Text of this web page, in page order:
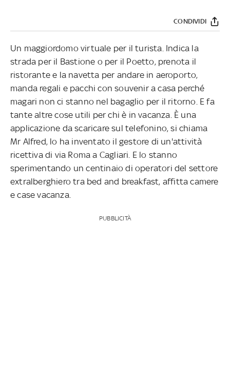
CONDIVIDI
Un maggiordomo virtuale per il turista. Indica la
strada per il Bastione o per il Poetto, prenota il
ristorante e la navetta per andare in aeroporto,
manda regali e pacchi con souvenir a casa perché
magari non ci stanno nel bagaglio per il ritorno. E fa
tante altre cose utili per chi è in vacanza. È una
applicazione da scaricare sul telefonino, si chiama
Mr Alfred, lo ha inventato il gestore di un'attività
ricettiva di via Roma a Cagliari. E lo stanno
sperimentando un centinaio di operatori del settore
extralberghiero tra bed and breakfast, affitta camere
e case vacanza.
PUBBLICITÀ